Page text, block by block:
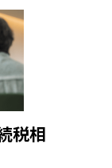
税相